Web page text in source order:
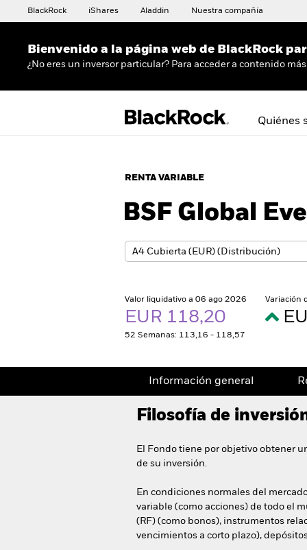
BlackRock iShares Aladdin Nuestra compañía
Bienvenido a la página web de BlackRock
¿No eres un inversor particular? Para acceder a contenido
Quiénes
RENTA VARIABLE
BSF Global
Valor liquidativo a 06 ago 2026
EUR 118,20
52 Semanas: 113,16 - 118,57
Variación
Información general
Filosofía de
El Fondo tiene por objetivo obtener
de su inversión.
En condiciones normales del
variable (como acciones) de todo el
(RF) (como bonos), instrumentos
vencimientos a corto plazo),